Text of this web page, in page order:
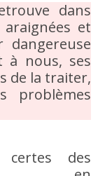
dans
et
dangereuse
à nous, ses
de la traiter,
problèmes
certes des